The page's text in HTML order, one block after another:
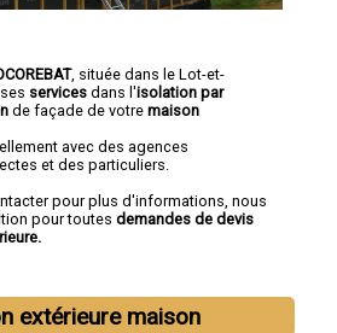
, située dans le Lot-et-
services dans l'isolation par
de façade de votre maison
avec des agences
et des particuliers.
pour plus d'informations, nous
pour toutes demandes de devis
extérieure maison